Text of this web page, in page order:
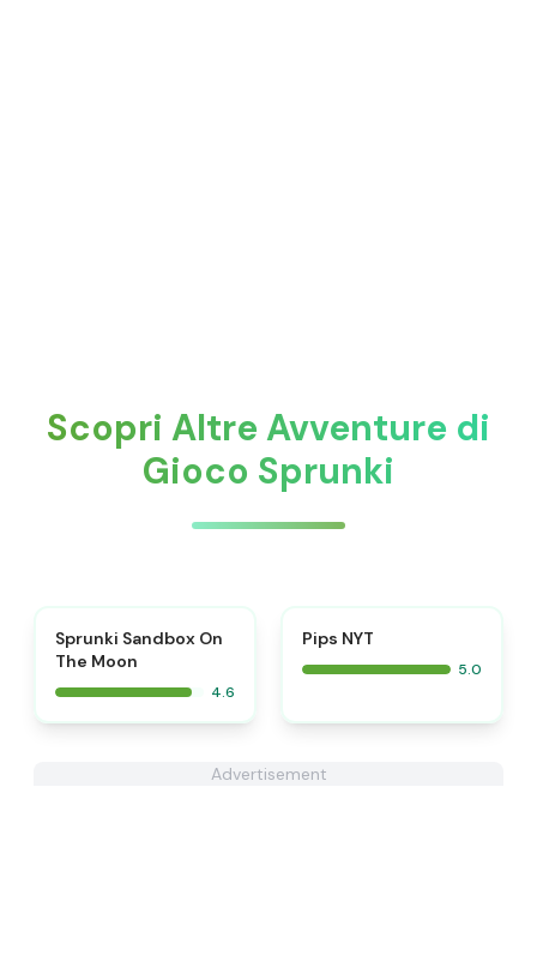
Scopri Altre Avventure di
Gioco Sprunki
⭐
Sprunki Sandbox On
The Moon
4.6
Pips NYT
5.0
Advertisement